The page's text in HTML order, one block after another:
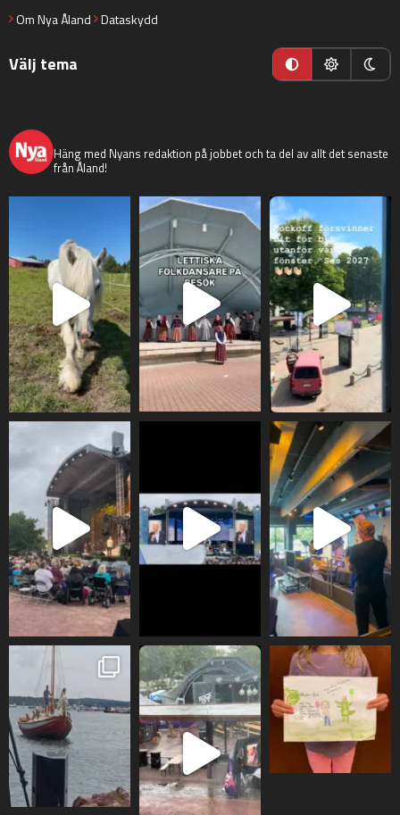
Om Nya Åland Dataskydd
Välj tema
Häng med Nyans redaktion på jobbet och ta del av allt det senaste
från Åland!